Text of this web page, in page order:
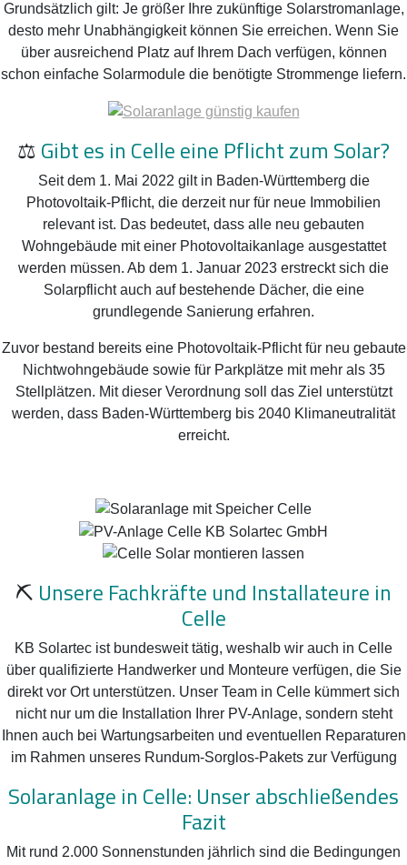
Grundsätzlich gilt: Je größer Ihre zukünftige Solarstromanlage,
desto mehr Unabhängigkeit können Sie erreichen. Wenn Sie
über ausreichend Platz auf Ihrem Dach verfügen, können
schon einfache Solarmodule die benötigte Strommenge liefern.
⚖️Gibt es in Celle eine Pflicht zum Solar?
Seit dem 1. Mai 2022 gilt in Baden-Württemberg die
Photovoltaik-Pflicht, die derzeit nur für neue Immobilien
relevant ist. Das bedeutet, dass alle neu gebauten
Wohngebäude mit einer Photovoltaikanlage ausgestattet
werden müssen. Ab dem 1. Januar 2023 erstreckt sich die
Solarpflicht auch auf bestehende Dächer, die eine
grundlegende Sanierung erfahren.
Zuvor bestand bereits eine Photovoltaik-Pflicht für neu gebaute
Nichtwohngebäude sowie für Parkplätze mit mehr als 35
Stellplätzen. Mit dieser Verordnung soll das Ziel unterstützt
werden, dass Baden-Württemberg bis 2040 Klimaneutralität
erreicht.
⛏️ Unsere Fachkräfte und Installateure in
Celle
KB Solartec ist bundesweit tätig, weshalb wir auch in Celle
über qualifizierte Handwerker und Monteure verfügen, die Sie
direkt vor Ort unterstützen. Unser Team in Celle kümmert sich
nicht nur um die Installation Ihrer PV-Anlage, sondern steht
Ihnen auch bei Wartungsarbeiten und eventuellen Reparaturen
im Rahmen unseres Rundum-Sorglos-Pakets zur Verfügung
Solaranlage in Celle: Unser abschließendes
Fazit
Mit rund 2.000 Sonnenstunden jährlich sind die Bedingungen